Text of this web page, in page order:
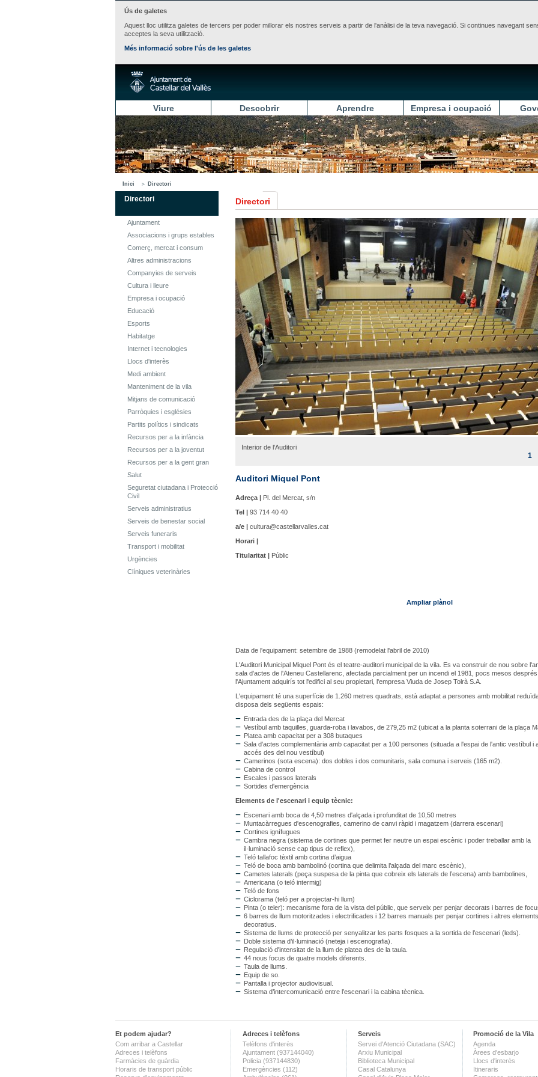
Ús de galetes
Aquest lloc utilitza galetes de tercers per poder millorar els nostres serveis a partir de l'anàlisi de la teva navegació. Si continues navegant
acceptes la seva utilització.
Més informació sobre l'ús de les galetes
Viure Descobrir Aprendre Empresa i ocupació
Inici Directori
Directori
Ajuntament
Associacions i grups estables
Comerç, mercat i consum
Altres administracions
Companyies de serveis
Cultura i lleure
Empresa i ocupació
Educació
Esports
Habitatge
Internet i tecnologies
Llocs d'interès
Medi ambient
Manteniment de la vila
Mitjans de comunicació
Parròquies i esglésies
Partits polítics i sindicats
Recursos per a la infància
Recursos per a la joventut
Recursos per a la gent gran
Salut
Seguretat ciutadana i Protecció
Civil
Serveis administratius
Serveis de benestar social
Serveis funeraris
Transport i mobilitat
Urgències
Clíniques veterinàries
Directori
Interior de l'Auditori
1
Auditori Miquel Pont
Adreça | Pl. del Mercat, s/n
Tel | 93 714 40 40
a/e | cultura@castellarvalles.cat
Horari |
Titularitat | Públic
Ampliar plànol
Data de l'equipament: setembre de 1988 (remodelat l'abril de 2010)
L'Auditori Municipal Miquel Pont és el teatre-auditori municipal de la vila. Es va construir de nou sobre
sala d'actes de l'Ateneu Castellarenc, afectada parcialment per un incendi el 1981, pocs mesos
l'Ajuntament adquirís tot l'edifici al seu propietari, l'empresa Viuda de Josep Tolrà S.A.
L'equipament té una superfície de 1.260 metres quadrats, està adaptat a persones amb mobilitat
disposa dels següents espais:
Entrada des de la plaça del Mercat
Vestíbul amb taquilles, guarda-roba i lavabos, de 279,25 m2 (ubicat a la planta soterrani de la plaça
Platea amb capacitat per a 308 butaques
Sala d'actes complementària amb capacitat per a 100 persones (situada a l'espai de l'antic vestíbul i
accés des del nou vestíbul)
Camerinos (sota escena): dos dobles i dos comunitaris, sala comuna i serveis (165 m2).
Cabina de control
Escales i passos laterals
Sortides d'emergència
Elements de l'escenari i equip tècnic:
Escenari amb boca de 4,50 metres d'alçada i profunditat de 10,50 metres
Muntacàrregues d'escenografies, camerino de canvi ràpid i magatzem (darrera escenari)
Cortines ignífugues
Cambra negra (sistema de cortines que permet fer neutre un espai escènic i poder treballar amb la
il·luminació sense cap tipus de reflex),
Teló tallafoc tèxtil amb cortina d’aigua
Teló de boca amb bambolinó (cortina que delimita l’alçada del marc escènic),
Cametes laterals (peça suspesa de la pinta que cobreix els laterals de l’escena) amb bambolines,
Americana (o teló intermig)
Teló de fons
Ciclorama (teló per a projectar-hi llum)
Pinta (o teler): mecanisme fora de la vista del públic, que serveix per penjar decorats i barres de
6 barres de llum motoritzades i electrificades i 12 barres manuals per penjar cortines i altres elements
decoratius.
Sistema de llums de protecció per senyalitzar les parts fosques a la sortida de l’escenari (leds).
Doble sistema d’il·luminació (neteja i escenografia).
Regulació d'intensitat de la llum de platea des de la taula.
44 nous focus de quatre models diferents.
Taula de llums.
Equip de so.
Pantalla i projector audiovisual.
Sistema d’intercomunicació entre l’escenari i la cabina tècnica.
Et podem ajudar?
Com arribar a Castellar
Adreces i telèfons
Farmàcies de guàrdia
Horaris de transport públic
Adreces i telèfons
Telèfons d'interès
Ajuntament (937144040)
Policia (937144830)
Emergències (112)
Serveis
Servei d'Atenció Ciutadana (SAC)
Arxiu Municipal
Biblioteca Municipal
Casal Catalunya
Promoció de la Vila
Agenda
Àrees d'esbarjo
Llocs d'interès
Itineraris